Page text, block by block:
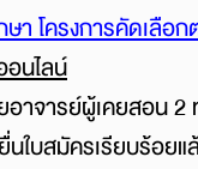
า โครงการคัดเลื
นไลน์
อาจารย์ผู้เคยสอ
นใบสมัครเรียบร้อยแ